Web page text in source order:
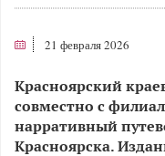
21 февраля 2026
Красноярский
совместно с
нарративный
Красноярска.